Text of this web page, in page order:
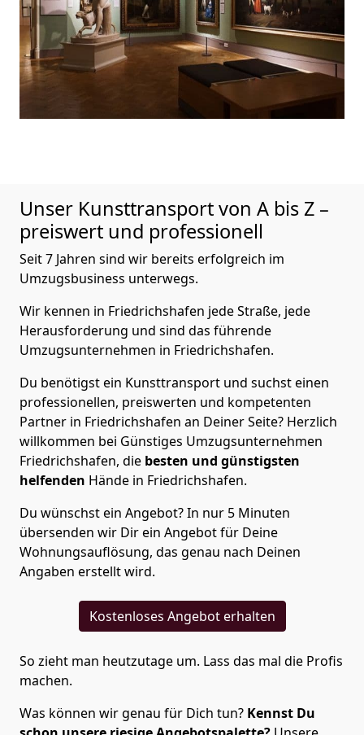
Unser Kunsttransport von A bis Z –
preiswert und professionell
Seit 7 Jahren sind wir bereits erfolgreich im
Umzugsbusiness unterwegs.
Wir kennen in Friedrichshafen jede Straße, jede
Herausforderung und sind das führende
Umzugsunternehmen in Friedrichshafen.
Du benötigst ein Kunsttransport und suchst einen
professionellen, preiswerten und kompetenten
Partner in Friedrichshafen an Deiner Seite? Herzlich
willkommen bei Günstiges Umzugsunternehmen
Friedrichshafen, die besten und günstigsten
helfenden Hände in Friedrichshafen.
Du wünschst ein Angebot? In nur 5 Minuten
übersenden wir Dir ein Angebot für Deine
Wohnungsauflösung, das genau nach Deinen
Angaben erstellt wird.
Kostenloses Angebot erhalten
So zieht man heutzutage um. Lass das mal die Profis
machen.
Was können wir genau für Dich tun? Kennst Du